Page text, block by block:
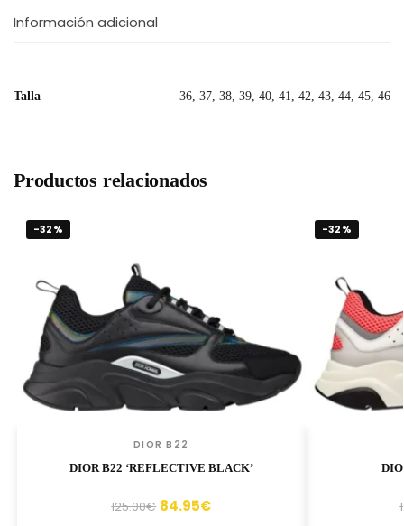
Información adicional
Talla 36, 37, 38, 39, 40, 41, 42, 43, 44, 45, 46
Productos relacionados
-32%
DIOR B22
DIOR B22 ‘REFLECTIVE BLACK’
125.00€ 84.95€
-32%